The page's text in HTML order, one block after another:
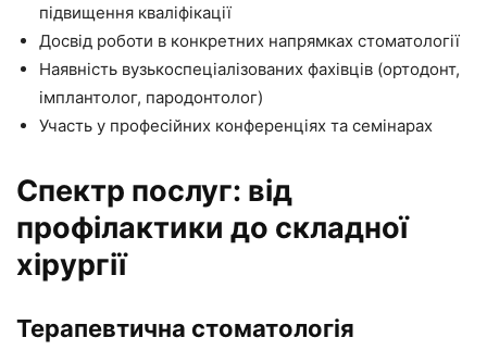
підвищення кваліфікації
Досвід роботи в конкретних напрямках стоматології
Наявність вузькоспеціалізованих фахівців (ортодонт,
імплантолог, пародонтолог)
Участь у професійних конференціях та семінарах
Спектр послуг: від
профілактики до складної
хірургії
Терапевтична стоматологія